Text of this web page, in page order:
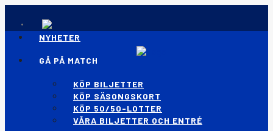
NYHETER
GÅ PÅ MATCH
KÖP BILJETTER
KÖP SÄSONGSKORT
KÖP 50/50-LOTTER
VÅRA BILJETTER OCH ENTRÉ